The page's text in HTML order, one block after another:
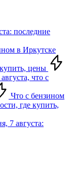
последние
в Иркутске
цены
что с
Что с бензином
где купить,
7 августа: